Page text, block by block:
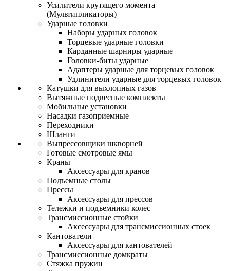
Усилители крутящего момента
(Мультипликаторы)
Ударные головки
Наборы ударных головок
Торцевые ударные головки
Карданные шарниры ударные
Головки-биты ударные
Адаптеры ударные для торцевых головок
Удлинители ударные для торцевых головок
Катушки для выхлопных газов
Вытяжные подвесные комплекты
Мобильные установки
Насадки газоприемные
Переходники
Шланги
Выпрессовщики шкворней
Готовые смотровые ямы
Краны
Аксессуары для кранов
Подъемные столы
Прессы
Аксессуары для прессов
Тележки и подъемники колес
Трансмиссионные стойки
Аксессуары для трансмиссионных стоек
Кантователи
Аксессуары для кантователей
Трансмиссионные домкраты
Стяжка пружин